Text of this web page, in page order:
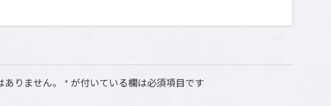
りません。 * が付いている欄は必須項目です